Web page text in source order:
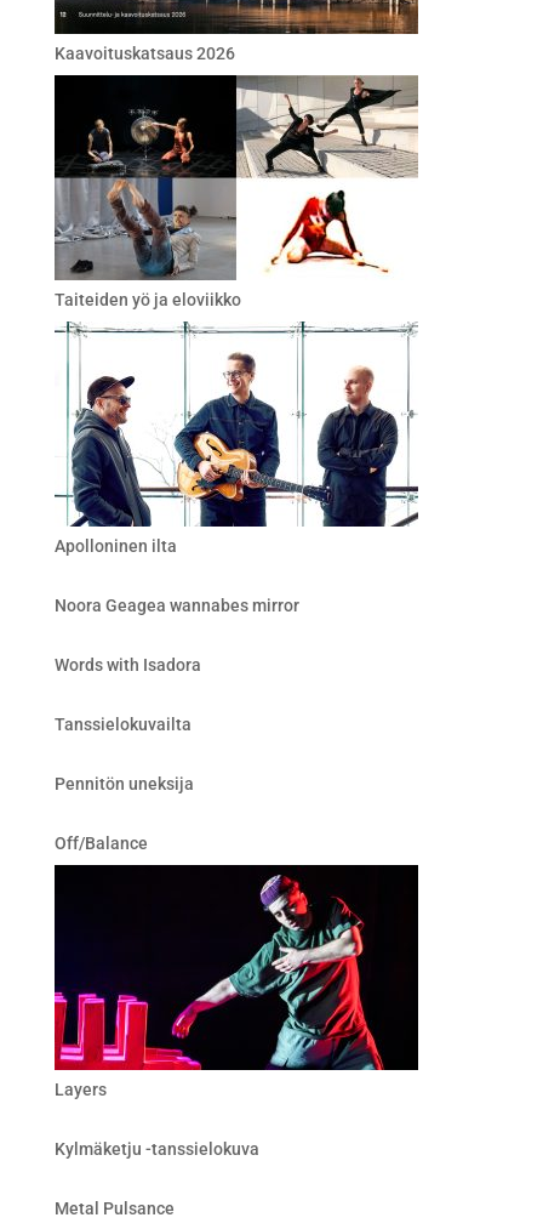
Kaavoituskatsaus 2026
Taiteiden yö ja eloviikko
Apolloninen ilta
Noora Geagea wannabes mirror
Words with Isadora
Tanssielokuvailta
Pennitön uneksija
Off/Balance
Layers
Kylmäketju -tanssielokuva
Metal Pulsance